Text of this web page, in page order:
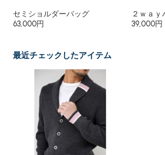
セミショルダーバッグ
63,000円
２ｗａ
39,000円
最近チェックしたアイテム